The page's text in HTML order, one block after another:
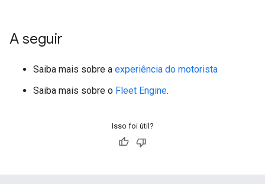
A seguir
Saiba mais sobre a experiência do motorista
Saiba mais sobre o Fleet Engine.
Isso foi útil?